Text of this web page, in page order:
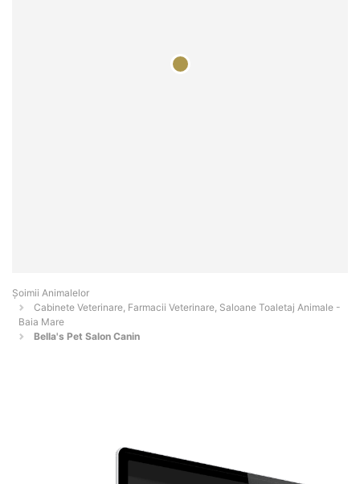
Şoimii Animalelor
Cabinete Veterinare, Farmacii Veterinare, Saloane Toaletaj Animale -
Baia Mare
Bella's Pet Salon Canin